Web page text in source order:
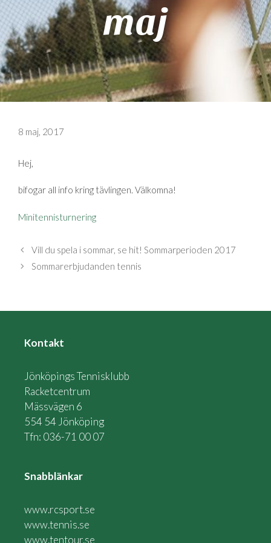
maj
8 maj, 2017
Hej,
bifogar all info kring tävlingen. Välkomna!
Minitennisturnering
Vill du spela i sommar, se hit! Sommarperioden 2017
Sommarerbjudanden tennis
Kontakt
Jönköpings Tennisklubb
Racketcentrum
Mässvägen 6
554 54 Jönköping
Tfn: 036-71 00 07
Snabblänkar
www.rcsport.se
www.tennis.se
www.tentour.se